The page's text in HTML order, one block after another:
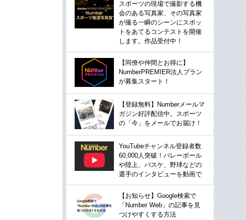
スポーツの現場で撮影する機
会のある写真家、その写真家
が撮る一瞬のシーンにスポッ
トをあてるコンテストを開催
します。作品受付中！
【同僚や仲間とお得に】
NumberPREMIER法人プラン
が募集スタート！
【登録無料】Numberメールマ
ガジン好評配信中。スポーツ
の「今」をメールでお届け！
YouTubeチャンネル登録者数
60,000人突破！バレーボール
や陸上、バスケ、野球などの
選手のインタビューを動画で
【お知らせ】Google検索で
「Number Web」の記事を見
つけやすくする方法